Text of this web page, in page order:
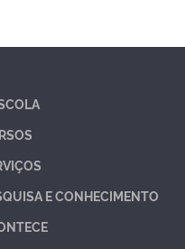
E CONHECIMENTO